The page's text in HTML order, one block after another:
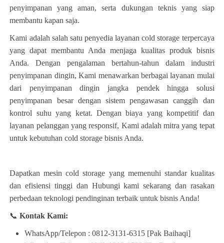
penyimpanan yang aman, serta dukungan teknis yang siap
membantu kapan saja.
Kami adalah salah satu penyedia layanan cold storage terpercaya
yang dapat membantu Anda menjaga kualitas produk bisnis
Anda. Dengan pengalaman bertahun-tahun dalam industri
penyimpanan dingin, Kami menawarkan berbagai layanan mulai
dari penyimpanan dingin jangka pendek hingga solusi
penyimpanan besar dengan sistem pengawasan canggih dan
kontrol suhu yang ketat. Dengan biaya yang kompetitif dan
layanan pelanggan yang responsif, Kami adalah mitra yang tepat
untuk kebutuhan cold storage bisnis Anda.
Dapatkan mesin cold storage yang memenuhi standar kualitas
dan efisiensi tinggi dan Hubungi kami sekarang dan rasakan
perbedaan teknologi pendinginan terbaik untuk bisnis Anda!
📞 Kontak Kami:
WhatsApp/Telepon : 0812-3131-6315 [Pak Baihaqi]
Kapasitas Berapa?
Isi Pesan
KIRIM
WHATSAPP